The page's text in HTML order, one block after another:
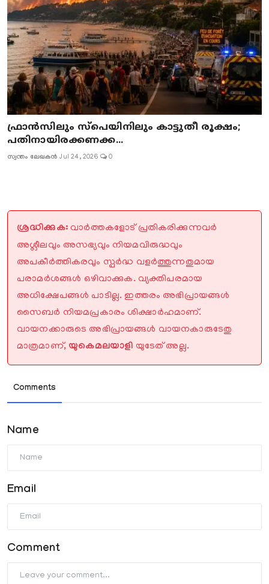
ഫ്രാൻസിലും സ്പെയിനിലും കാട്ടുതീ രൂക്ഷം;
പതിനായിരക്കണക്ക...
സ്വന്തം ലേഖകൻ Jul 24, 2026 0
ശ്രദ്ധിക്കുക: വാർത്തകളോട് പ്രതികരിക്കുന്നവർ
അശ്ലീലവും അസഭ്യവും നിയമവിരുദ്ധവും
അപകീർത്തികരവും സ്പർദ്ധ വളർത്തുന്നതുമായ
പരാമർശങ്ങൾ ഒഴിവാക്കുക. വ്യക്തിപരമായ
അധിക്ഷേപങ്ങൾ പാടില്ല. ഇത്തരം അഭിപ്രായങ്ങൾ
സൈബർ നിയമപ്രകാരം ശിക്ഷാർഹമാണ്.
വായനക്കാരുടെ അഭിപ്രായങ്ങൾ വായനകാരുടേതു
മാത്രമാണ്, യുകെമലയാളി യുടേത് അല്ല.
Comments
Name
Email
Comment